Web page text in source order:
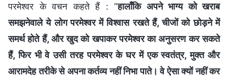
परमेश्वर के वचन कहते हैं : “हालाँकि अपने भाग्य को खराब
समझनेवाले ये लोग परमेश्वर में विश्वास रखते हैं, चीजों को छोड़ने में
समर्थ होते हैं, और खुद को खपाकर परमेश्वर का अनुसरण कर सकते
हैं, फिर भी वे उसी तरह परमेश्वर के घर में एक स्वतंत्र, मुक्त और
आरामदेह तरीके से अपना कर्तव्य नहीं निभा पाते। वे ऐसा क्यों नहीं कर